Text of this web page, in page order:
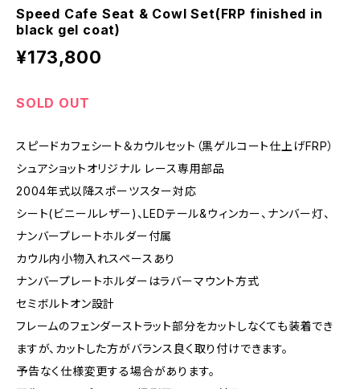
Speed Cafe Seat & Cowl Set(FRP finished in
black gel coat)
¥173,800
SOLD OUT
スピードカフェシート＆カウルセット（黒ゲルコート仕上げFRP）
シュアショットオリジナル レース専用部品
2004年式以降スポーツスター対応
シート(ビニールレザー)、LEDテール&ウィンカー、ナンバー灯、
ナンバープレートホルダー付属
カウル内小物入れスペースあり
ナンバープレートホルダーはラバーマウント方式
セミボルトオン設計
フレームのフェンダーストラット部分をカットしなくても装着でき
ますが、カットした方がバランス良く取り付けできます。
予告なく仕様変更する場合があります。